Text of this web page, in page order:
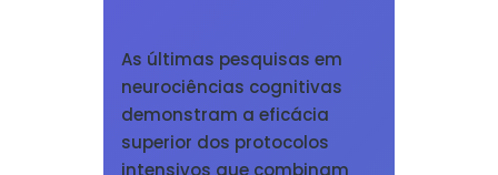
As últimas pesquisas em
neurociências cognitivas
demonstram a eficácia
superior dos protocolos
intensivos que combinam